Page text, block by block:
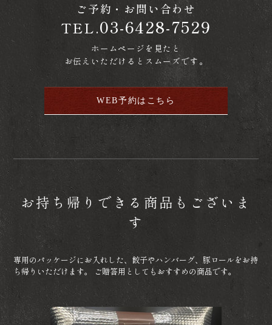
ご予約・お問い合わせ
TEL.03-6428-7529
ホームページを見たと
お伝えいただけるとスムーズです。
WEB予約はこちら
お持ち帰りできる商品もございま
す
専用のパッケージにお入れした、餃子やハンバーグ、豚ロールをお持
ち帰りいただけます。 ご贈答用としてもおすすめの商品です。